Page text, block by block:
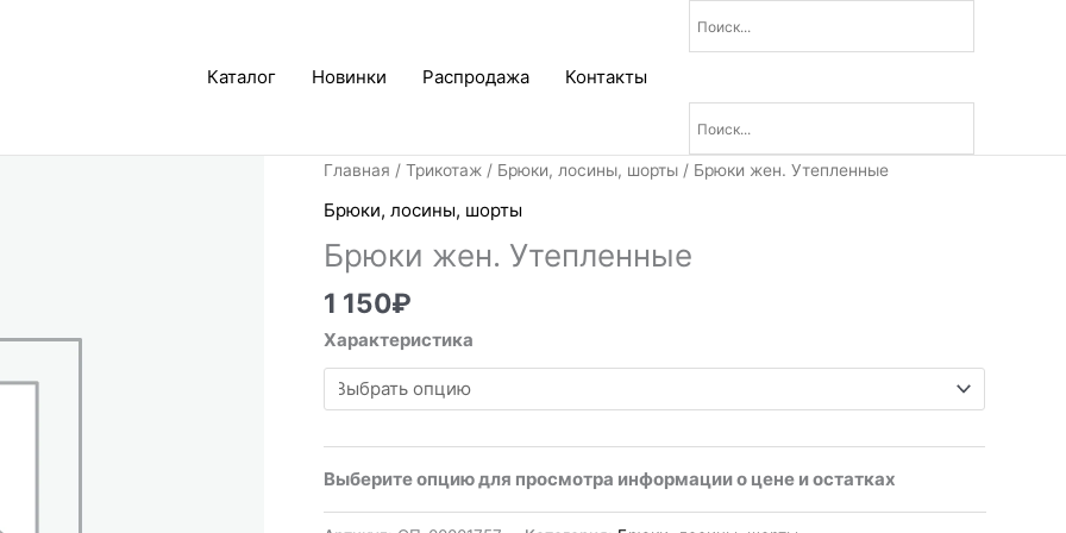
Каталог Новинки Распродажа Контакты
Главная /Трикотаж / Брюки, лосины, шорты / Брюки жен. Утепленные
Брюки, лосины, шорты
Брюки жен. Утепленные
1 150₽
Характеристика
Выберите опцию для просмотра информации о цене и остатках